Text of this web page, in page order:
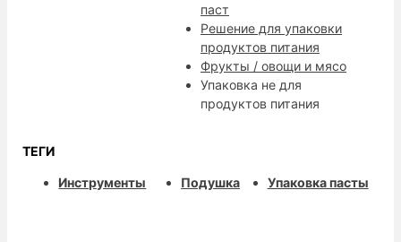
паст
Решение для упаковки
продуктов питания
Фрукты / овощи и мясо
Упаковка не для
продуктов питания
ТЕГИ
Инструменты Подушка Упаковка пасты